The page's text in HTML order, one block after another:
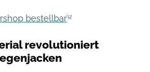
bestellbar
revolutioniert